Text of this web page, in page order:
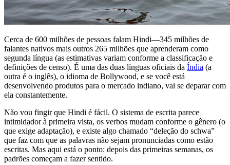
Cerca de 600 milhões de pessoas falam Hindi—345 milhões de
falantes nativos mais outros 265 milhões que aprenderam como
segunda língua (as estimativas variam conforme a classificação e
definições de censo). É uma das duas línguas oficiais da Índia (a
outra é o inglês), o idioma de Bollywood, e se você está
desenvolvendo produtos para o mercado indiano, vai se deparar com
ela constantemente.
Não vou fingir que Hindi é fácil. O sistema de escrita parece
intimidador à primeira vista, os verbos mudam conforme o gênero (o
que exige adaptação), e existe algo chamado “deleção do schwa”
que faz com que as palavras não sejam pronunciadas como estão
escritas. Mas aqui está o ponto: depois das primeiras semanas, os
padrões começam a fazer sentido.